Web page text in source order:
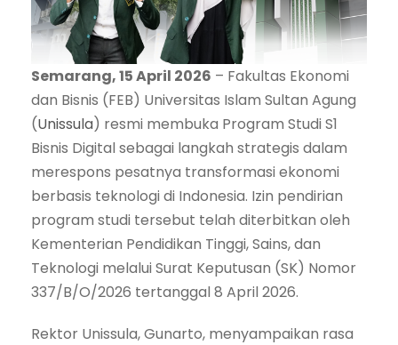
Semarang, 15 April 2026 – Fakultas Ekonomi
dan Bisnis (FEB) Universitas Islam Sultan Agung
(Unissula) resmi membuka Program Studi S1
Bisnis Digital sebagai langkah strategis dalam
merespons pesatnya transformasi ekonomi
berbasis teknologi di Indonesia. Izin pendirian
program studi tersebut telah diterbitkan oleh
Kementerian Pendidikan Tinggi, Sains, dan
Teknologi melalui Surat Keputusan (SK) Nomor
337/B/O/2026 tertanggal 8 April 2026.
Rektor Unissula, Gunarto, menyampaikan rasa